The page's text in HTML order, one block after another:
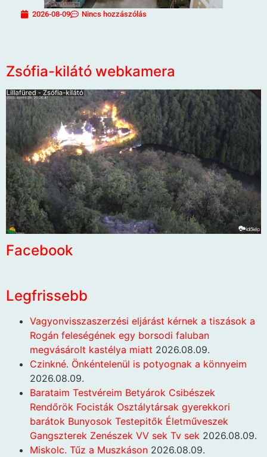
2026-08-09 Nincs hozzászólás
Zsófia-kilátó webkamera
Facebook
Legfrissebb
Vagyonvisszaszerzési eljárást kérnek a tiszások a
Rogán feleségének egy borsodi faluban
megvásárolt kastélya miatt 2026.08.09.
Czinkné. Önkéntelenül is potyognak a könnyeim
2026.08.09.
Barataim Testvéreim Betyárok Csibészek
Rendőrök Focisták Osztálytársak gyerekkori
barátok Bunyosok Testepitők Életműveszek
Gangszterek Zenészek VV sek Tv sek 2026.08.09.
Miskolc. Tűz a Muszkáson 2026.08.09.